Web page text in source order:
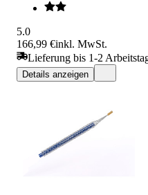
5.0
166,99 €inkl. MwSt.
Lieferung bis 1-2
Details anzeigen